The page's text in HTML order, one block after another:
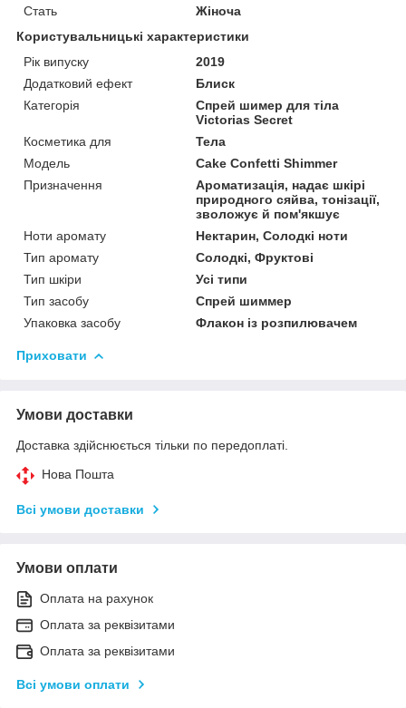
Стать
Жіноча
Користувальницькі характеристики
Рік випуску
2019
Додатковий ефект
Блиск
Категорія
Спрей шимер для тіла
Victorias Secret
Косметика для
Тела
Мoдель
Cake Confetti Shimmer
Призначення
Ароматизація, надає шкірі
природного сяйва, тонізації,
зволожує й пом'якшує
Ноти аромату
Нектарин, Солодкі ноти
Тип аромату
Солодкі, Фруктові
Тип шкіри
Усі типи
Тип засобу
Спрей шиммер
Упаковка засобу
Флакон із розпилювачем
Приховати
Умови доставки
Доставка здійснюється тільки по передоплаті.
Нова Пошта
Всі умови доставки
Умови оплати
Оплата на рахунок
Оплата за реквізитами
Оплата за реквізитами
Всі умови оплати